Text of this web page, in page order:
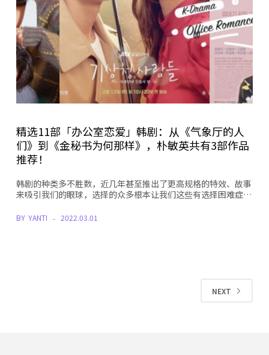
精选11部「办公室恋爱」韩剧：从《气象厅的人
们》到《金秘书为何那样》，朴敏英共有3部作品
推荐！
韩剧的种类多不胜数，近几年甚至推出了更高规格的特效、故事
来吸引我们的眼球，选择的众多根本让我们这些有选择困难症…
BY YANTI 2022.03.01
NEXT